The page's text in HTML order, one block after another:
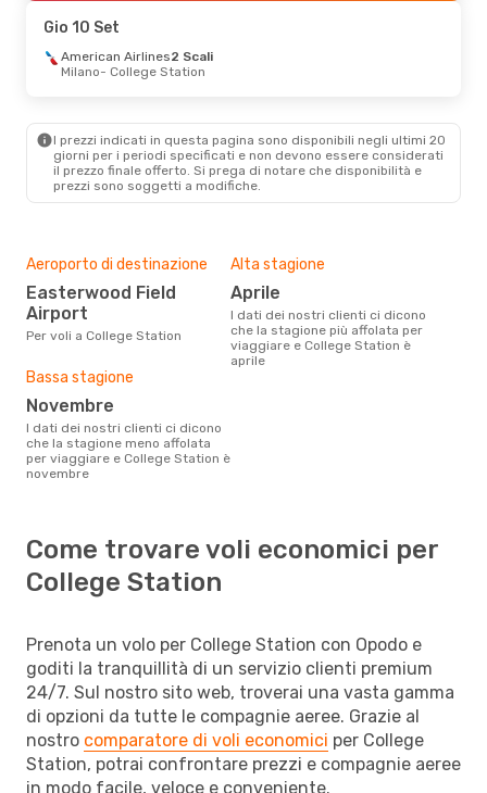
College Station - Vancouver
Ven 4 Set- Sab 12 Set
College Station
- Roma
Gio 10 Set
American Airlines2 Scali
Milano- College Station
I prezzi indicati in questa pagina sono disponibili negli ultimi 20
giorni per i periodi specificati e non devono essere considerati
il ​​prezzo finale offerto. Si prega di notare che disponibilità e
prezzi sono soggetti a modifiche.
Aeroporto di destinazione
Easterwood Field
Airport
Per voli a College Station
Alta stagione
aprile
I dati dei nostri clienti ci dicono
che la stagione più affolata per
viaggiare e College Station è
aprile
Bassa stagione
novembre
I dati dei nostri clienti ci dicono
che la stagione meno affolata
per viaggiare e College Station è
novembre
Come trovare voli economici per
College Station
Prenota un volo per College Station con Opodo e
goditi la tranquillità di un servizio clienti premium
24/7. Sul nostro sito web, troverai una vasta gamma
di opzioni da tutte le compagnie aeree. Grazie al
nostro comparatore di voli economici per College
Station, potrai confrontare prezzi e compagnie aeree
in modo facile, veloce e conveniente.